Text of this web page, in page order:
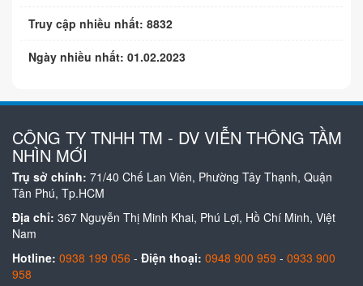
Truy cập nhiều nhất: 8832
Ngày nhiều nhất: 01.02.2023
CÔNG TY TNHH TM - DV VIỄN THÔNG TẦM
NHÌN MỚI
Trụ sở chính: 71/40 Chế Lan Viên, Phường Tây Thạnh, Quận
Tân Phú, Tp.HCM
Địa chỉ: 367 Nguyễn Thị Minh Khai, Phú Lợi, Hồ Chí Minh, Việt
Nam
Hotline: 0938 199 056 - Điện thoại: 0948 900 959 - 0933 900
958